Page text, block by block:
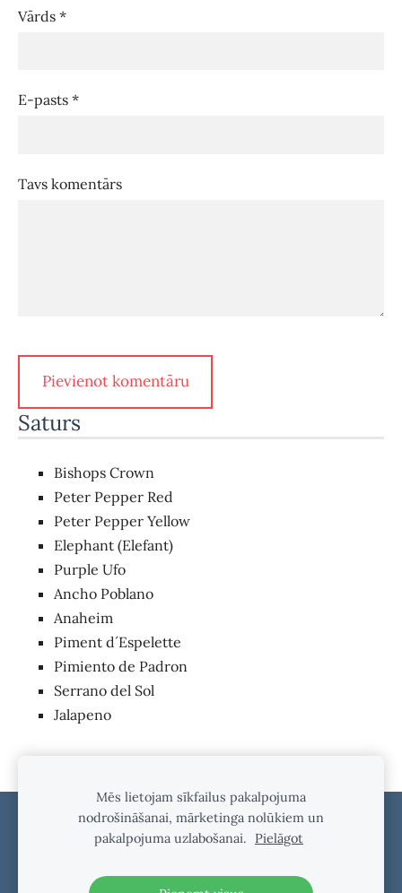
Saturs
Bishops Crown
Peter Pepper Red
Peter Pepper Yellow
Elephant (Elefant)
Purple Ufo
Ancho Poblano
Anaheim
Piment d´Espelette
Pimiento de Padron
Serrano del Sol
Jalapeno
Vārds *
E-pasts *
Tavs komentārs
Sīkdatnes
Mūs var atrast arī
Mēs lietojam sīkfailus pakalpojuma
nodrošināšanai, mārketinga nolūkiem un
pakalpojuma uzlabošanai.
Pielāgot